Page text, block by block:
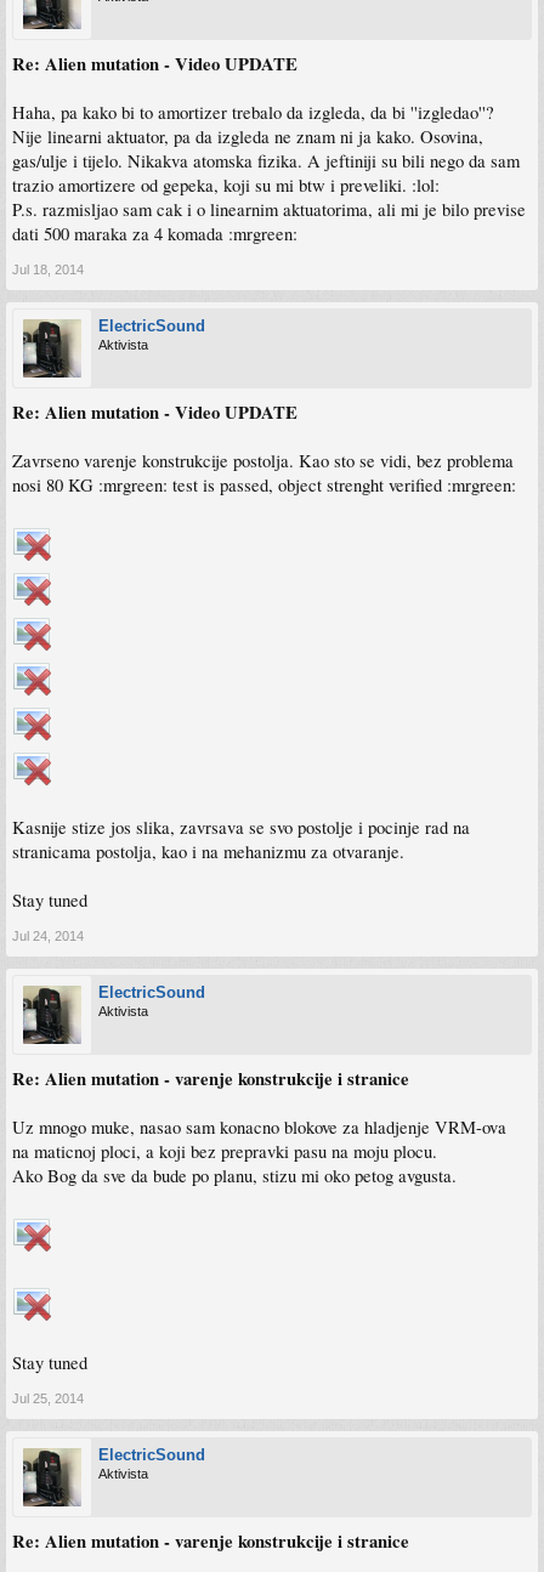
Re: Alien mutation - Video UPDATE
Haha, pa kako bi to amortizer trebalo da izgleda, da bi ''izgledao''?
Nije linearni aktuator, pa da izgleda ne znam ni ja kako. Osovina,
gas/ulje i tijelo. Nikakva atomska fizika. A jeftiniji su bili nego da sam
trazio amortizere od gepeka, koji su mi btw i preveliki. :lol:
P.s. razmisljao sam cak i o linearnim aktuatorima, ali mi je bilo previse
dati 500 maraka za 4 komada :mrgreen:
Jul 18, 2014
ElectricSound
Aktivista
Re: Alien mutation - Video UPDATE
Zavrseno varenje konstrukcije postolja. Kao sto se vidi, bez problema
nosi 80 KG :mrgreen: test is passed, object strenght verified :mrgreen:
Kasnije stize jos slika, zavrsava se svo postolje i pocinje rad na
stranicama postolja, kao i na mehanizmu za otvaranje.
Stay tuned
Jul 24, 2014
ElectricSound
Aktivista
Re: Alien mutation - varenje konstrukcije i stranice
Uz mnogo muke, nasao sam konacno blokove za hladjenje VRM-ova
na maticnoj ploci, a koji bez prepravki pasu na moju plocu.
Ako Bog da sve da bude po planu, stizu mi oko petog avgusta.
Stay tuned
Jul 25, 2014
ElectricSound
Aktivista
Re: Alien mutation - varenje konstrukcije i stranice